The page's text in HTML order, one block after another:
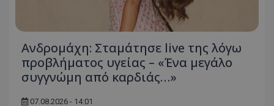
Ανδρομάχη: Σταμάτησε live της λόγω
προβλήματος υγείας – «Ένα μεγάλο
συγγνώμη από καρδιάς…»
07.08.2026 - 14:01